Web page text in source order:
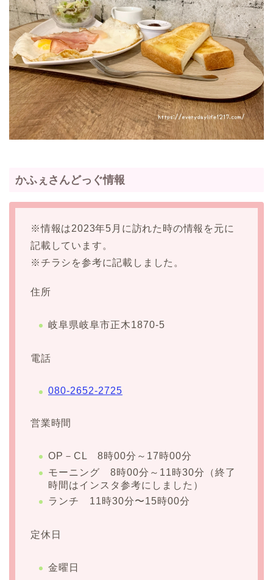
かふぇさんどっぐ情報
※情報は2023年5月に訪れた時の情報を元に
記載しています。
※チラシを参考に記載しました。
住所
岐阜県岐阜市正木1870-5
電話
080-2652-2725
営業時間
OP－CL 8時00分～17時00分
モーニング 8時00分～11時30分（終了
時間はインスタ参考にしました）
ランチ 11時30分〜15時00分
定休日
金曜日